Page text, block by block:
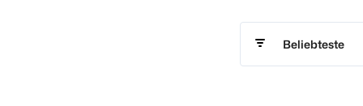
Beliebteste